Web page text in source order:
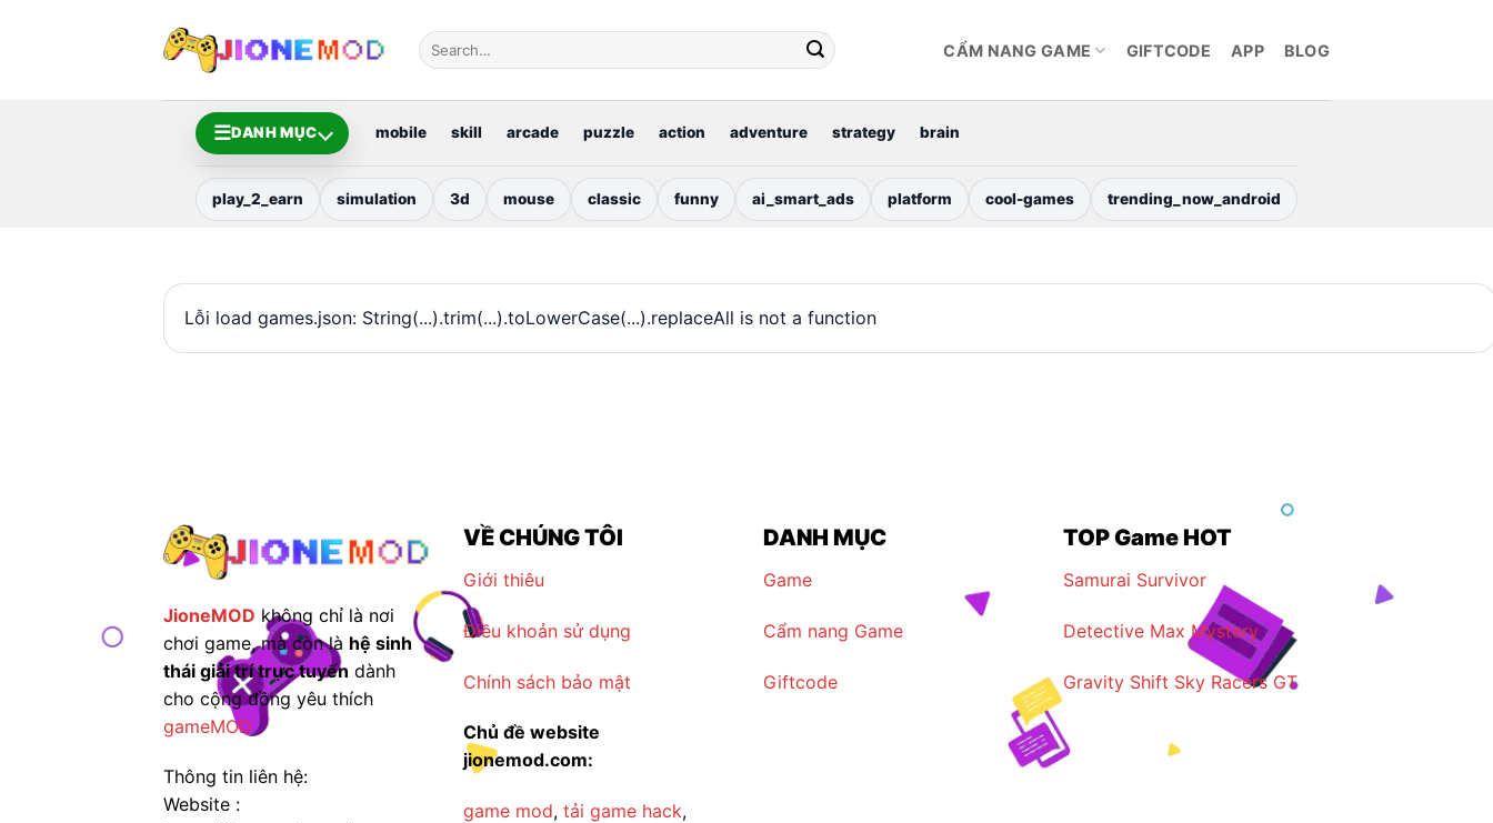
CẨM NANG GAME GIFTCODE APP BLOG
☰DANH MỤC mobile skill arcade puzzle action adventure strategy brain
play_2_earn simulation 3d mouse classic funny ai_smart_ads platform cool-games trending_now_android
Lỗi load games.json: String(...).trim(...).toLowerCase(...).replaceAll is not a function
JioneMOD không chỉ là nơi
chơi game, mà còn là hệ sinh
thái giải trí trực tuyến dành
cho cộng đồng yêu thích
gameMOD
Thông tin liên hệ:
Website :
VỀ CHÚNG TÔI
Giới thiêu
Điều khoản sử dụng
Chính sách bảo mật
Chủ đề website
jionemod.com:
game mod, tải game hack,
DANH MỤC
Game
Cẩm nang Game
Giftcode
TOP Game HOT
Samurai Survivor
Detective Max Mystery
Gravity Shift Sky Racers GT